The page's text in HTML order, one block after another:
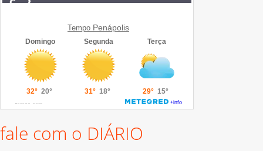
Tempo Penápolis
fale com o DIÁRIO